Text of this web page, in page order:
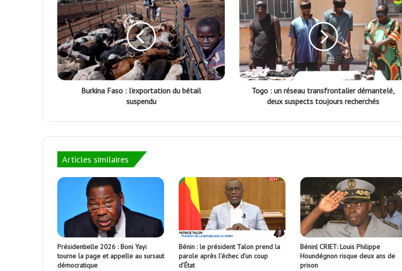
Burkina Faso : l’exportation du bétail
suspendu
Togo : un réseau transfrontalier démantelé,
deux suspects toujours recherchés
Articles similaires
Présidentielle 2026 : Boni Yayi
tourne la page et appelle au sursaut
démocratique
Bénin : le président Talon prend la
parole après l’échec d’un coup
d’État
Bénin| CRIET: Louis Philippe
Houndégnon risque deux ans de
prison